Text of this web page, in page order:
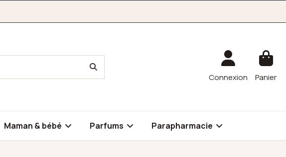
Connexion Panier
Maman & bébé Parfums Parapharmacie